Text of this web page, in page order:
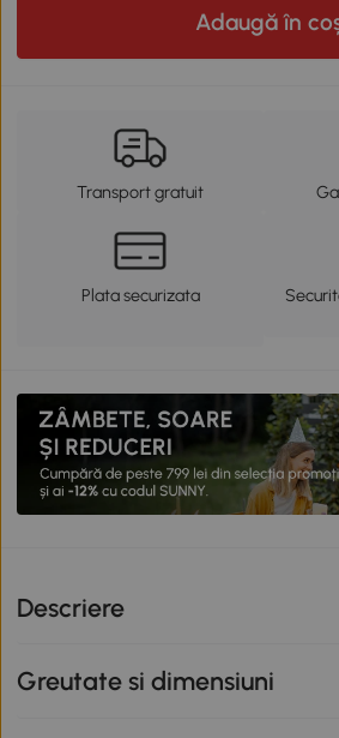
Adaugă în
Transport gratuit
Plata securizata
Descriere
Greutate si dimensiuni